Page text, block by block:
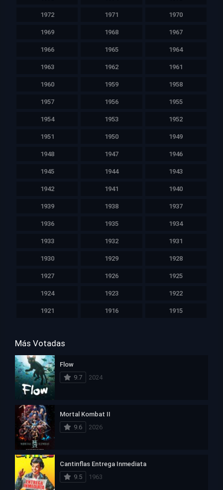
1972 1971 1970
1969 1968 1967
1966 1965 1964
1963 1962 1961
1960 1959 1958
1957 1956 1955
1954 1953 1952
1951 1950 1949
1948 1947 1946
1945 1944 1943
1942 1941 1940
1939 1938 1937
1936 1935 1934
1933 1932 1931
1930 1929 1928
1927 1926 1925
1924 1923 1922
1921 1916 1915
Más Votadas
Flow
9.7
2024
Mortal Kombat II
9.6
2026
Cantinflas Entrega Inmediata
9.5
1963